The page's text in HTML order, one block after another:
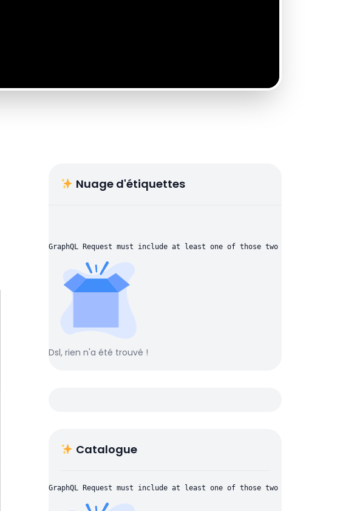
Nuage d'étiquettes
GraphQL Request must include at least one of those two parameters:
Dsl, rien n'a été trouvé !
Catalogue
GraphQL Request must include at least one of those two parameters: